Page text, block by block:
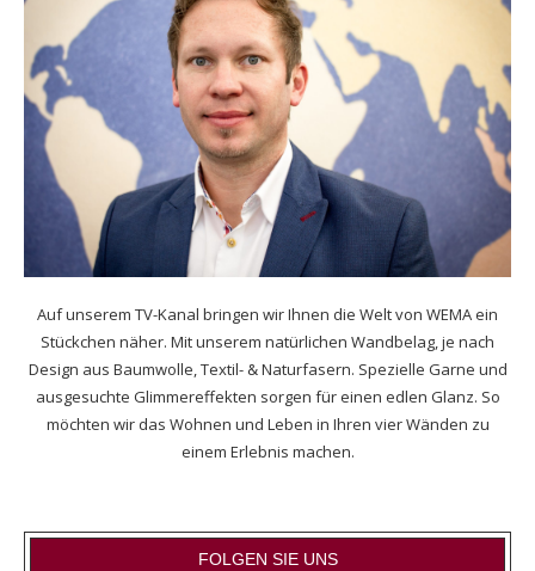
Auf unserem TV-Kanal bringen wir Ihnen die Welt von WEMA ein
Stückchen näher. Mit unserem natürlichen Wandbelag, je nach
Design aus Baumwolle, Textil- & Naturfasern. Spezielle Garne und
ausgesuchte Glimmereffekten sorgen für einen edlen Glanz. So
möchten wir das Wohnen und Leben in Ihren vier Wänden zu
einem Erlebnis machen.
FOLGEN SIE UNS